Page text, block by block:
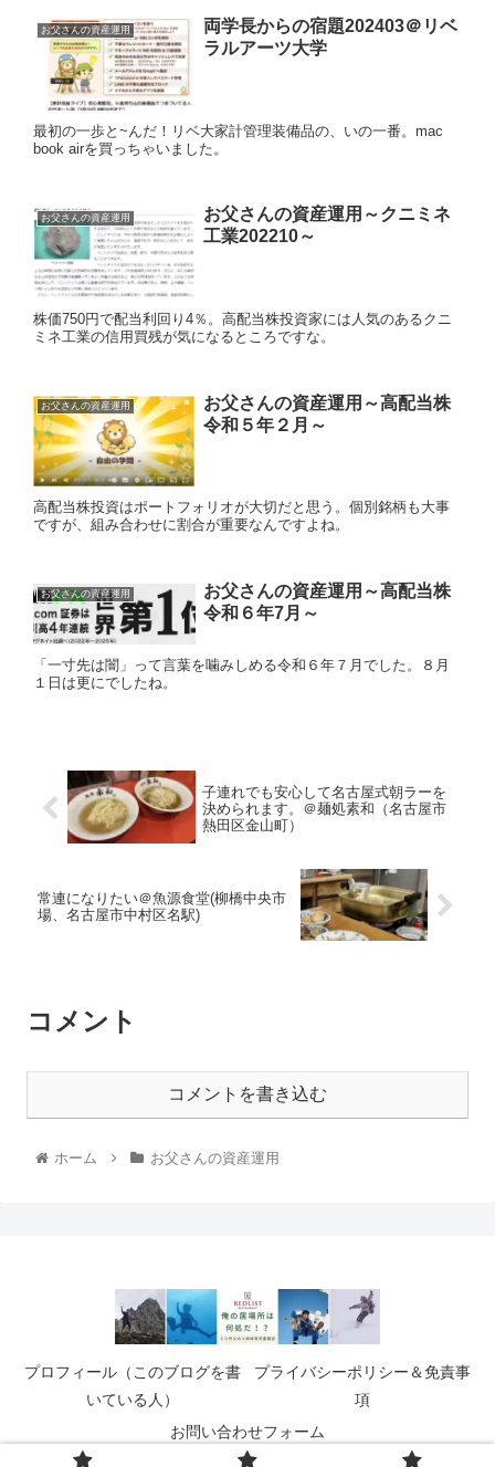
お父さんの資産運用
両学長からの宿題202403＠リベ
ラルアーツ大学
最初の一歩と~んだ！リベ大家計管理装備品の、いの一番。mac
book airを買っちゃいました。
お父さんの資産運用
お父さんの資産運用～クニミネ
工業202210～
株価750円で配当利回り4％。高配当株投資家には人気のあるクニ
ミネ工業の信用買残が気になるところですな。
お父さんの資産運用
お父さんの資産運用～高配当株
令和５年２月～
高配当株投資はポートフォリオが大切だと思う。個別銘柄も大事
ですが、組み合わせに割合が重要なんですよね。
お父さんの資産運用
お父さんの資産運用～高配当株
令和６年7月～
「一寸先は闇」って言葉を噛みしめる令和６年７月でした。８月
１日は更にでしたね。
子連れでも安心して名古屋式朝ラーを
決められます。＠麺処素和（名古屋市
熱田区金山町）
常連になりたい＠魚源食堂(柳橋中央市
場、名古屋市中村区名駅)
コメント
コメントを書き込む
ホーム お父さんの資産運用
プロフィール（このブログを書
いている人）
プライバシーポリシー＆免責事
項
お問い合わせフォーム